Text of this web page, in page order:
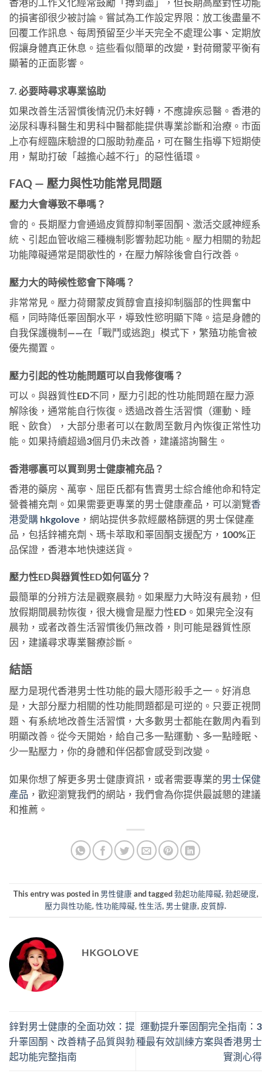
的損害卻很少被討論。嘗試為工作設定界限：放工後盡量不
回覆工作訊息、每周預留至少半天完全不處理公事、定期放
假讓身體真正休息。這些看似簡單的改變，對荷爾蒙平衡有
顯著的正面影響。
7. 必要時尋求專業協助
如果改善生活習慣後情況仍未好轉，不應諱疾忌醫。香港的
泌尿科專科醫生和男科中醫都能提供專業診斷和治療。市面
上亦有經臨床驗證的口服助勃產品，可在醫生指導下短期使
用，幫助打破「越擔心越不行」的惡性循環。
FAQ — 壓力與性功能常見問題
壓力大會導致不舉嗎？
會的。長期壓力會通過皮質醇抑制睪固酮、激活交感神經系
統、引起血管收縮三種機制影響勃起功能。壓力相關的勃起
功能障礙通常是間歇性的，在壓力解除後會自行改善。
壓力大的時候性慾會下降嗎？
非常常見。壓力荷爾蒙皮質醇會直接抑制腦部的性興奮中
樞，同時降低睪固酮水平，導致性慾明顯下降。這是身體的
自我保護機制——在「戰鬥或逃跑」模式下，繁殖功能會被
優先擱置。
壓力引起的性功能問題可以自我修復嗎？
可以。與器質性ED不同，壓力引起的性功能問題在壓力源
解除後，通常能自行恢復。透過改善生活習慣（運動、睡
眠、飲食），大部分患者可以在數周至數月內恢復正常性功
能。如果持續超過3個月仍未改善，建議諮詢醫生。
香港哪裏可以買到男士健康補充品？
香港的藥房、萬寧、屈臣氏都有售賣男士綜合維他命和特定
營養補充劑。如果需要更專業的男士健康產品，可以瀏覽香
港愛購 hkgolove ，網站提供多款經嚴格篩選的男士保健產
品，包括鋅補充劑、瑪卡萃取和睪固酮支援配方，100%正
品保證，香港本地快速送貨。
壓力性ED與器質性ED如何區分？
最簡單的分辨方法是觀察晨勃。如果壓力大時沒有晨勃，但
放假期間晨勃恢復，很大機會是壓力性ED。如果完全沒有
晨勃，或者改善生活習慣後仍無改善，則可能是器質性原
因，建議尋求專業醫療診斷。
結語
壓力是現代香港男士性功能的最大隱形殺手之一。好消息
是，大部分壓力相關的性功能問題都是可逆的。只要正視問
題、有系統地改善生活習慣，大多數男士都能在數周內看到
明顯改善。從今天開始，給自己多一點運動、多一點睡眠、
少一點壓力，你的身體和伴侶都會感受到改變。
如果你想了解更多男士健康資訊，或者需要專業的男士保健
產品 ，歡迎瀏覽我們的網站，我們會為你提供最誠懇的建議
和推薦。
This entry was posted in 男性健康and tagged勃起功能障礙,勃起硬度,
壓力與性功能,性功能障礙,性生活, 男士健康, 皮質醇.
HKGOLOVE
鋅對男士健康的全面功效：提
升睪固酮、改善精子品質與勃
起功能完整指南
運動提升睪固酮完全指南：3
種最有效訓練方案與香港男士
實測心得